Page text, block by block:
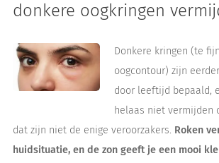
donkere oogkringen
Donkere kringen (te
oogcontour) zijn
door leeftijd bepaald,
helaas niet vermijden
dat zijn niet de enige veroorzakers. Roken
huidsituatie, en de zon geeft je een mooi